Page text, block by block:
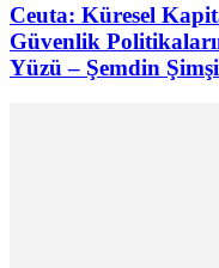
Ceuta: Küresel
Güvenlik
Yüzü – Şemdin